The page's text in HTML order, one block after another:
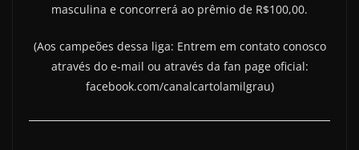
masculina e concorrerá ao prêmio de R$100,00.
(Aos campeões dessa liga: Entrem em contato conosco
através do e-mail ou através da fan page oficial:
facebook.com/canalcartolamilgrau)